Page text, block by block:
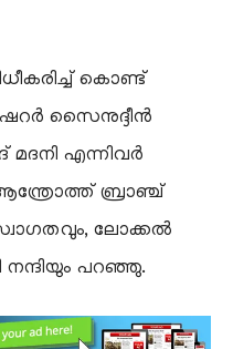
കൊണ്ട്
സൈനുദ്ദീൻ
മദനി എന്നിവർ
ബ്രാഞ്ച്
ലോക്കൽ
നന്ദിയും പറഞ്ഞു.